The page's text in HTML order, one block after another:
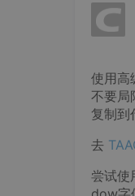
使用高
不要局
复制到
去
尝试使